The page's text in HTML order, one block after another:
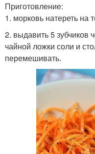
Приготовление:
1. морковь натереть на
2. выдавить 5 зубчиков
чайной ложки соли и
перемешивать.